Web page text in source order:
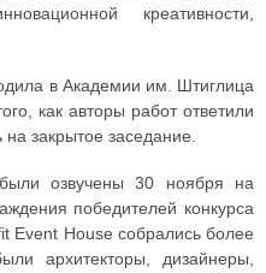
креативности,
в Академии им. Штиглица
как авторы работ ответили
закрытое заседание.
озвучены 30 ноября на
победителей конкурса
House собрались более
архитекторы, дизайнеры,